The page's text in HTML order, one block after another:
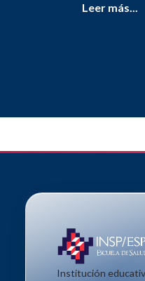
Leer más...
Institución